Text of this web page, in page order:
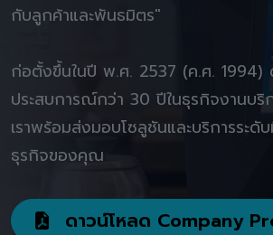
กับลูกค้าและพันธมิตร"
ก่อตั้งขึ้นในปี พ.ศ. 2537 (ค.ศ. 1994)
ประสบการณ์กว่า 30 ปีในธุรกิจงานบริ
เราพร้อมส่งมอบโซลูชันและบริการระดั
ธุรกิจของคุณ
ดาวน์โหลด Company